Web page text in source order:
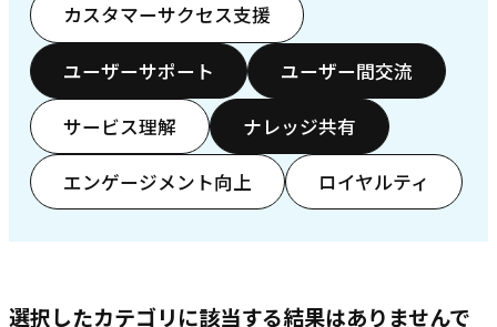
カスタマーサクセス支援
ユーザーサポート ユーザー間交流
サービス理解 ナレッジ共有
エンゲージメント向上 ロイヤルティ
選択したカテゴリに該当する結果はありませんで